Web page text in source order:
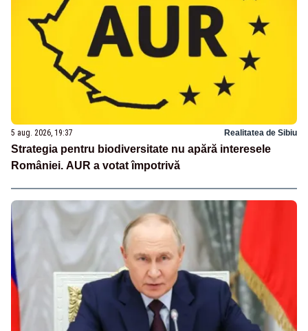
5 aug. 2026, 19:37 Realitatea de Sibiu
Strategia pentru biodiversitate nu apără interesele
României. AUR a votat împotrivă